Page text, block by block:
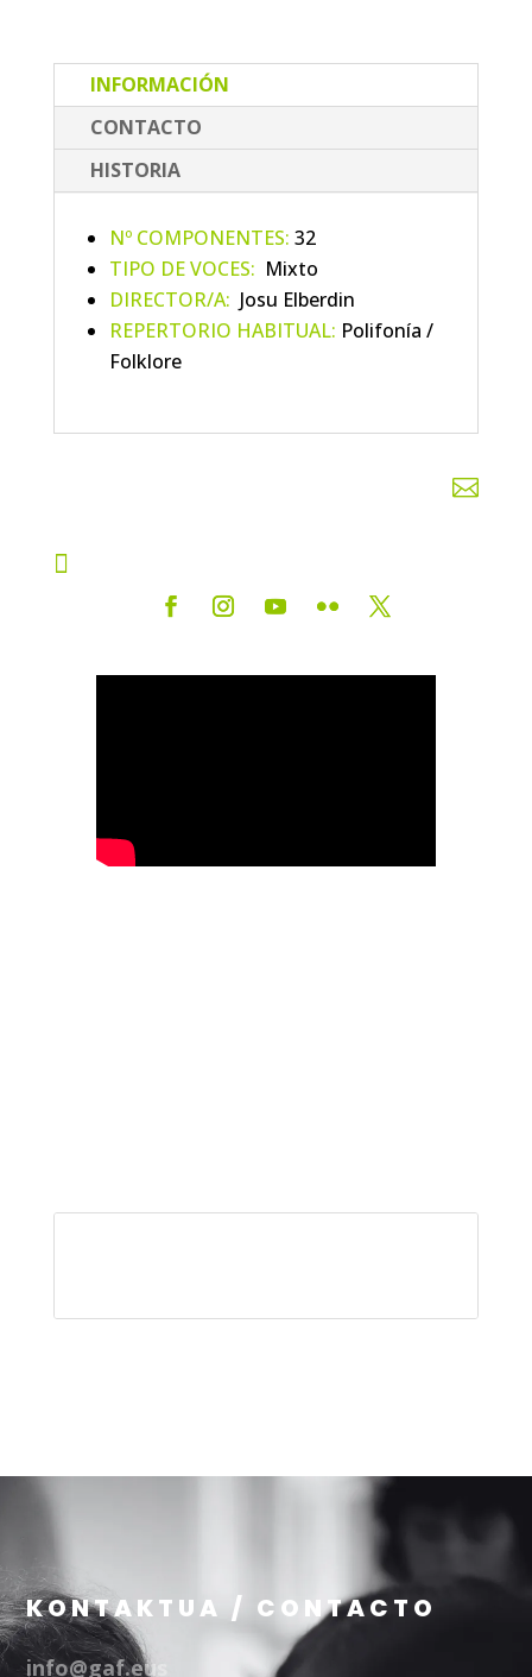
INFORMACIÓN
CONTACTO
HISTORIA
Nº COMPONENTES: 32
TIPO DE VOCES: Mixto
DIRECTOR/A: Josu Elberdin
REPERTORIO HABITUAL: Polifonía /
Folklore


KONTAKTUA / CONTACTO
info@gaf.eus